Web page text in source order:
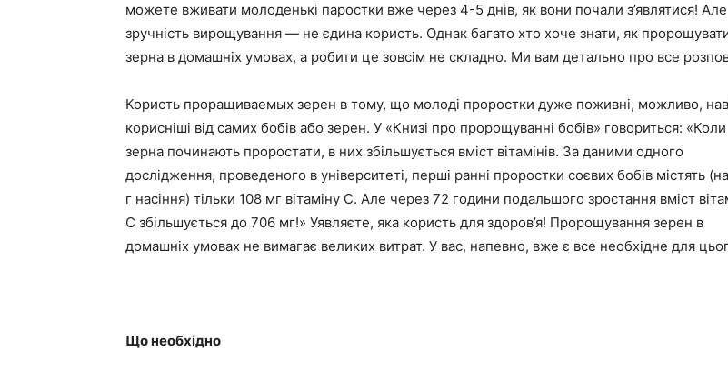
можете вживати молоденькі паростки вже через 4-5 днів, як вони почали з’являтися! Але
зручність вирощування — не єдина користь. Однак багато хто хоче знати, як
зерна в домашніх умовах, а робити це зовсім не складно. Ми вам детально про все
Користь проращиваемых зерен в тому, що молоді проростки дуже поживні, можливо,
корисніші від самих бобів або зерен. У «Книзі про пророщуванні бобів» говориться: «Коли
зерна починають проростати, в них збільшується вміст вітамінів. За даними одного
дослідження, проведеного в університеті, перші ранні проростки соєвих бобів містять
г насіння) тільки 108 мг вітаміну С. Але через 72 години подальшого зростання вміст
С збільшується до 706 мг!» Уявляєте, яка користь для здоров’я! Пророщування зерен в
домашніх умовах не вимагає великих витрат. У вас, напевно, вже є все необхідне для
Що необхідно